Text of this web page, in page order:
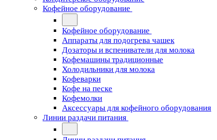
Кофейное оборудование
Кофейное оборудование
Аппараты для подогрева чашек
Дозаторы и вспениватели для молока
Кофемашины традиционные
Холодильники для молока
Кофеварки
Кофе на песке
Кофемолки
Аксессуары для кофейного оборудования
Линии раздачи питания